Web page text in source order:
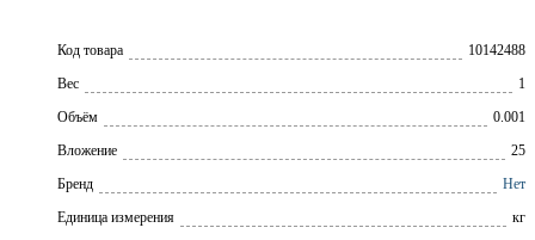
Код товара
10142488
Вес
1
Объём
0.001
Вложение
25
Брeнд
Нет
Единица измерения
кг